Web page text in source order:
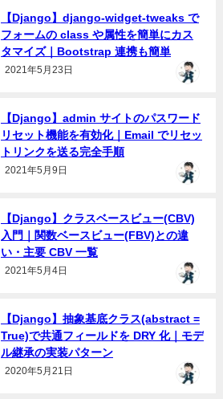
【Django】django-widget-tweaks で
フォームの class や属性を簡単にカス
タマイズ｜Bootstrap 連携も簡単
2021年5月23日
【Django】admin サイトのパスワード
リセット機能を有効化｜Email でリセッ
トリンクを送る完全手順
2021年5月9日
【Django】クラスベースビュー(CBV)
入門｜関数ベースビュー(FBV)との違
い・主要 CBV 一覧
2021年5月4日
【Django】抽象基底クラス(abstract =
True)で共通フィールドを DRY 化｜モデ
ル継承の実装パターン
2020年5月21日